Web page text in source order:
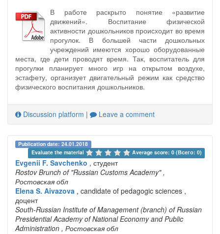
В работе раскрыто понятие «развитие
движений». Воспитание физической
активности дошкольников происходит во время
прогулок. В большей части дошкольных
учреждений имеются хорошо оборудованные
места, где дети проводят время. Так, воспитатель для
прогулки планирует много игр на открытом воздухе,
эстафету, организует двигательный режим как средство
физического воспитания дошкольников.
Discussion platform | Leave a comment
Publication date: 24.01.2018
Evaluate the material
Average score: 0 (Всего: 0)
Evgenii F. Savchenko , студент
Rostov Brunch of "Russian Customs Academy" ,
Ростовская обл
Elena S. Aivazova , candidate of pedagogic sciences ,
доцент
South-Russian Institute of Management (branch) of Russian
Presidential Academy of National Economy and Public
Administration , Ростовская обл